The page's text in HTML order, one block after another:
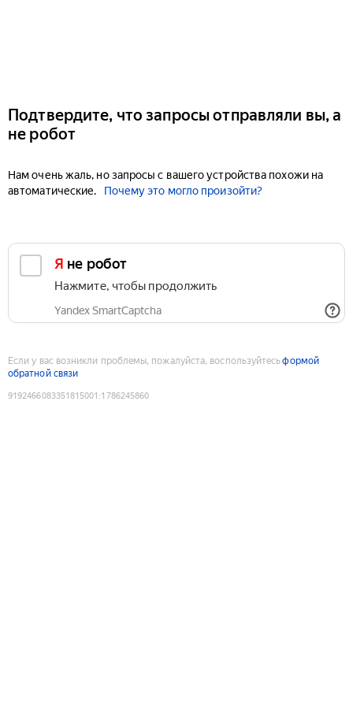
Подтвердите, что запросы отправляли вы, а
не робот
Нам очень жаль, но запросы с вашего устройства похожи на
автоматические.
Почему это могло произойти?
Я не робот
Нажмите, чтобы продолжить
Yandex SmartCaptcha
Если у вас возникли проблемы, пожалуйста, воспользуйтесьформой
обратной связи
9192466083351815001 :1786245860